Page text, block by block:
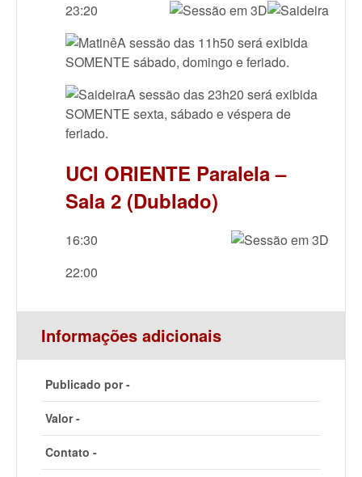
23:20
A sessão das 11h50 será exibida
SOMENTE sábado, domingo e feriado.
A sessão das 23h20 será exibida
SOMENTE sexta, sábado e véspera de
feriado.
UCI ORIENTE Paralela –
Sala 2 (Dublado)
16:30
22:00
Informações adicionais
Publicado por -
Valor -
Contato -